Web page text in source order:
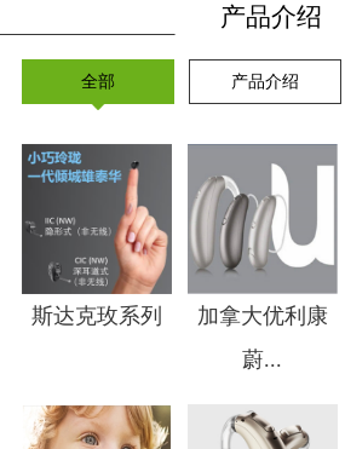
产品介绍
全部 产品介绍
斯达克玫系列
加拿大优利康
蔚...